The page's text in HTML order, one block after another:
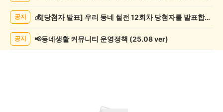
목
공지 💰[당첨자 발표] 우리 동네 썰전 12회차 당첨자를 발표합니다!
공지 📢동네생활 커뮤니티 운영정책 (25.08 ver)